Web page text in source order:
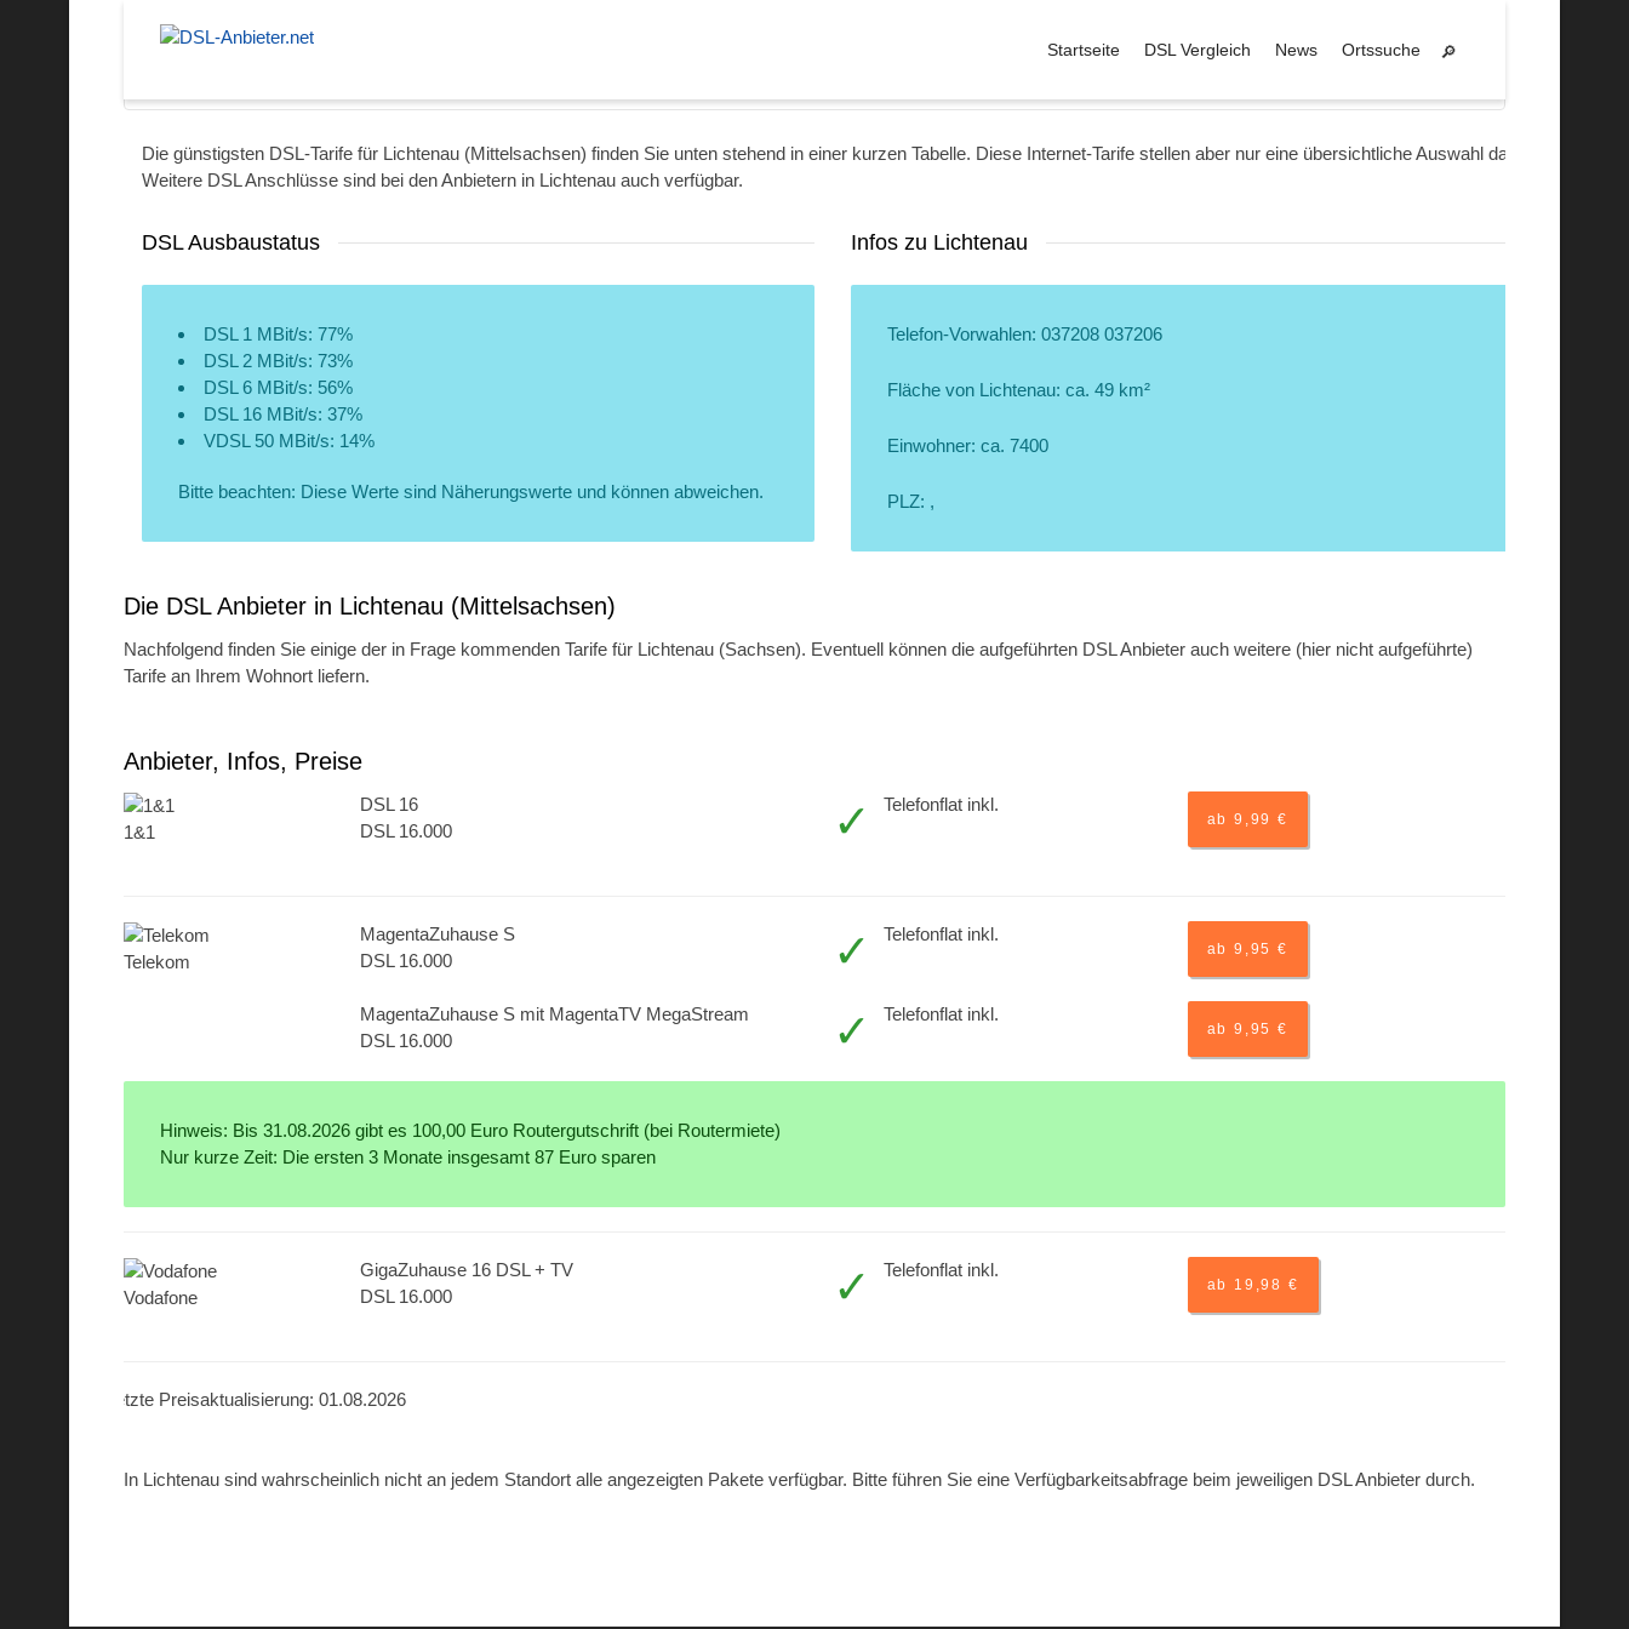
Startseite DSL Vergleich News Ortssuche
Die günstigsten DSL-Tarife für Lichtenau (Mittelsachsen) finden Sie unten stehend in einer kurzen Tabelle. Diese Internet-Tarife stellen aber nur eine übersichtliche Auswahl dar.
Weitere DSL Anschlüsse sind bei den Anbietern in Lichtenau auch verfügbar.
DSL Ausbaustatus
DSL 1 MBit/s: 77%
DSL 2 MBit/s: 73%
DSL 6 MBit/s: 56%
DSL 16 MBit/s: 37%
VDSL 50 MBit/s: 14%
Bitte beachten: Diese Werte sind Näherungswerte und können abweichen.
Infos zu Lichtenau
Telefon-Vorwahlen: 037208 037206
Fläche von Lichtenau: ca. 49 km²
Einwohner: ca. 7400
PLZ: ,
Die DSL Anbieter in Lichtenau (Mittelsachsen)
Nachfolgend finden Sie einige der in Frage kommenden Tarife für Lichtenau (Sachsen). Eventuell können die aufgeführten DSL Anbieter auch weitere (hier nicht aufgeführte)
Tarife an Ihrem Wohnort liefern.
Anbieter, Infos, Preise
1&1
DSL 16
DSL 16.000
Telefonflat inkl.
ab 9,99 €
Telekom
MagentaZuhause S
DSL 16.000
Telefonflat inkl.
ab 9,95 €
MagentaZuhause S mit MagentaTV MegaStream
DSL 16.000
Telefonflat inkl.
ab 9,95 €
Hinweis: Bis 31.08.2026 gibt es 100,00 Euro Routergutschrift (bei Routermiete)
Nur kurze Zeit: Die ersten 3 Monate insgesamt 87 Euro sparen
Vodafone
GigaZuhause 16 DSL + TV
DSL 16.000
Telefonflat inkl.
ab 19,98 €
Letzte Preisaktualisierung: 01.08.2026
In Lichtenau sind wahrscheinlich nicht an jedem Standort alle angezeigten Pakete verfügbar. Bitte führen Sie eine Verfügbarkeitsabfrage beim jeweiligen DSL Anbieter durch.